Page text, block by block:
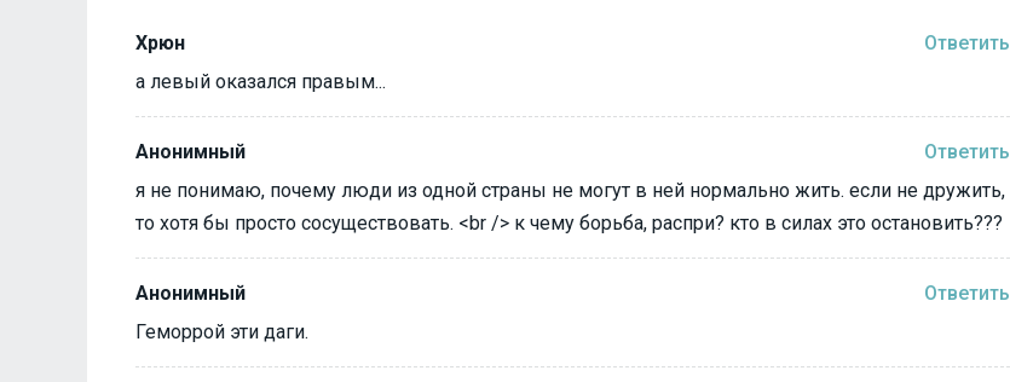
Хрюн
Ответить
а левый оказался правым...
Анонимный
Ответить
я не понимаю, почему люди из одной страны не могут в ней нормально жить. если не дружить,
то хотя бы просто сосуществовать. <br /> к чему борьба, распри? кто в силах это остановить???
Анонимный
Ответить
Геморрой эти даги.